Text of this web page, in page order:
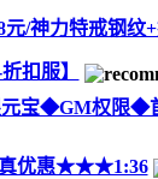
/神力特戒钢纹
扣服】
元宝◆GM权限◆
真优惠★★★1:36